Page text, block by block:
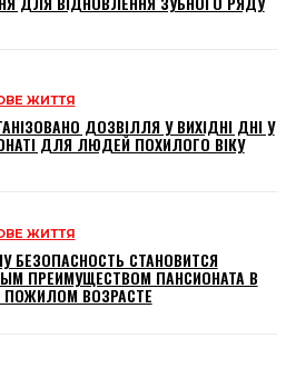
ЖИТТЯ
ДОЗВІЛЛЯ У ВИХІДНІ ДНІ У
ДЛЯ ЛЮДЕЙ ПОХИЛОГО ВІКУ
ЖИТТЯ
БЕЗОПАСНОСТЬ СТАНОВИТСЯ
ПРЕИМУЩЕСТВОМ ПАНСИОНАТА В
ПОЖИЛОМ ВОЗРАСТЕ